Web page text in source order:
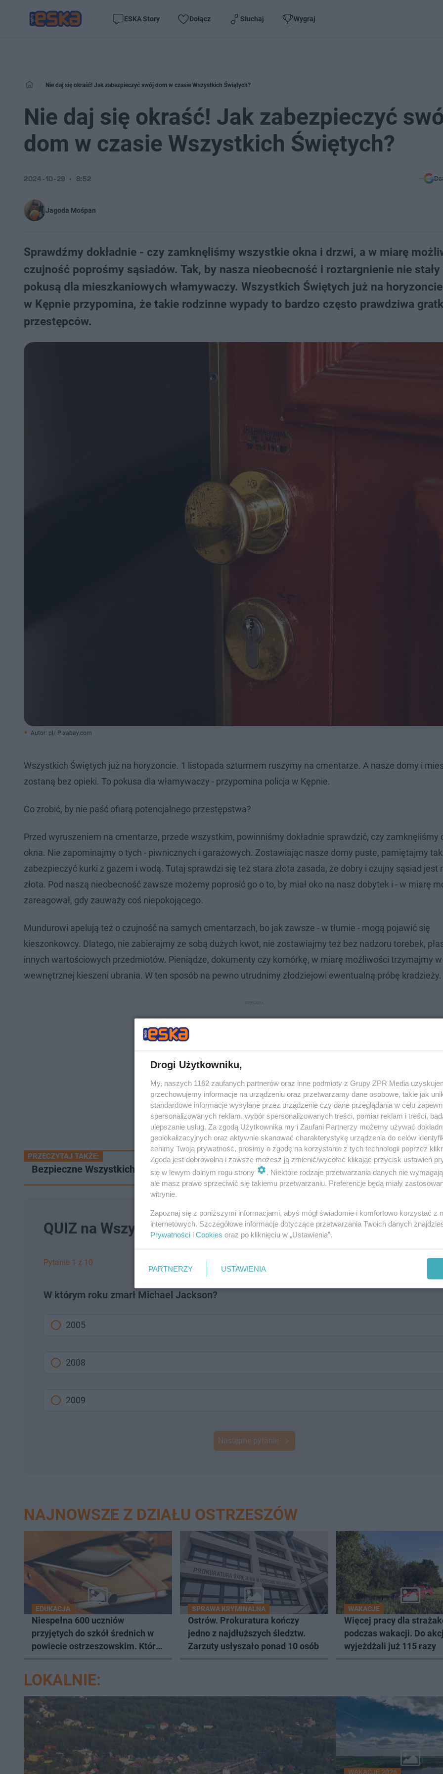
ESKA Story Dołącz Słuchaj Wygraj
Nie daj się okraść! Jak zabezpieczyć swój dom w czasie Wszystkich Świętych?
Nie daj się okraść! Jak zabezpieczyć
dom w czasie Wszystkich Świętych?
Jagoda Mośpan
2024-10-29 8:52
Sprawdźmy dokładnie - czy zamknęliśmy wszystkie okna i drzwi, a w miarę
czujność poprośmy sąsiadów. Tak, by nasza nieobecność i roztargnienie nie stały
pokusą dla mieszkaniowych włamywaczy. Wszystkich Świętych już na
w Kępnie przypomina, że takie rodzinne wypady to bardzo często prawdziwa
przestępców.
Autor: pl/ Pixabay.com
Wszystkich Świętych już na horyzoncie. 1 listopada szturmem ruszymy na cmentarze. A nasze domy i
zostaną bez opieki. To pokusa dla włamywaczy - przypomina policja w Kępnie.
Co zrobić, by nie paść ofiarą potencjalnego przestępstwa?
Przed wyruszeniem na cmentarze, przede wszystkim, powinniśmy dokładnie sprawdzić, czy zamknęliśmy
okna. Nie zapominajmy o tych - piwnicznych i garażowych. Zostawiając nasze domy puste, pamiętajmy
zabezpieczyć kurki z gazem i wodą. Tutaj sprawdzi się też stara złota zasada, że dobry i czujny sąsiad jest
złota. Pod naszą nieobecność zawsze możemy poprosić go o to, by miał oko na nasz dobytek i - w miarę
zareagował, gdy zauważy coś niepokojącego.
Mundurowi apelują też o czujność na samych cmentarzach, bo jak zawsze - w tłumie - mogą pojawić się
kieszonkowcy. Dlatego, nie zabierajmy ze sobą dużych kwot, nie zostawiajmy też bez nadzoru torebek,
innych wartościowych przedmiotów. Pieniądze, dokumenty czy komórkę, w miarę możliwości trzymajmy w
wewnętrznej kieszeni ubrania. W ten sposób na pewno utrudnimy złodziejowi ewentualną próbę kradzieży.
PRZECZYTAJ TAKŻE:
Bezpieczne Wszystkich Świętych. Straż miejska i policja będą ''czuwać'' przy cm…
QUIZ na Wszystkich Świętych. W którym roku zmarła ta
Pytanie 1 z 10
W którym roku zmarł Michael Jackson?
2005
2008
2009
Następne pytanie
NAJNOWSZE Z DZIAŁU OSTRZESZÓW
EDUKACJA
Niespełna 600 uczniów
przyjętych do szkół średnich w
powiecie ostrzeszowskim. Które
SPRAWA KRYMINALNA
Ostrów. Prokuratura kończy
jedno z najdłuższych śledztw.
Zarzuty usłyszało ponad 10 osób
WAKACJE
Więcej pracy dla
podczas wakacji. Do
wyjeżdżali już 115 razy
LOKALNIE:
WAKACJE 2026
Drogi Użytkowniku,
My, naszych 1162 zaufanych partnerów oraz inne podmioty z Grupy ZPR Media
przechowujemy informacje na urządzeniu oraz przetwarzamy dane osobowe, takie jak
standardowe informacje wysyłane przez urządzenie czy dane przeglądania w celu
spersonalizowanych reklam, wybór spersonalizowanych treści, pomiar reklam i treści,
ulepszanie usług. Za zgodą Użytkownika my i Zaufani Partnerzy możemy używać
geolokalizacyjnych oraz aktywnie skanować charakterystykę urządzenia do celów
cenimy Twoją prywatność, prosimy o zgodę na korzystanie z tych technologii poprzez
Zgoda jest dobrowolna i zawsze możesz ją zmienić/wycofać klikając przycisk ustawień
się w lewym dolnym rogu strony
. Niektóre rodzaje przetwarzania danych nie
ale masz prawo sprzeciwić się takiemu przetwarzaniu. Preferencje będą miały
witrynie.
Zapoznaj się z poniższymi informacjami, abyś mógł świadomie i komfortowo korzystać z
internetowych. Szczegółowe informacje dotyczące przetwarzania Twoich danych
Prywatności i Cookies oraz po kliknięciu w „Ustawienia”.
PARTNERZY USTAWIENIA